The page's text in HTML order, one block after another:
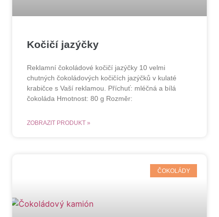
Kočičí jazýčky
Reklamní čokoládové kočičí jazýčky 10 velmi
chutných čokoládových kočičích jazýčků v kulaté
krabičce s Vaší reklamou. Příchuť: mléčná a bílá
čokoláda Hmotnost: 80 g Rozměr:
ZOBRAZIT PRODUKT »
ČOKOLÁDY